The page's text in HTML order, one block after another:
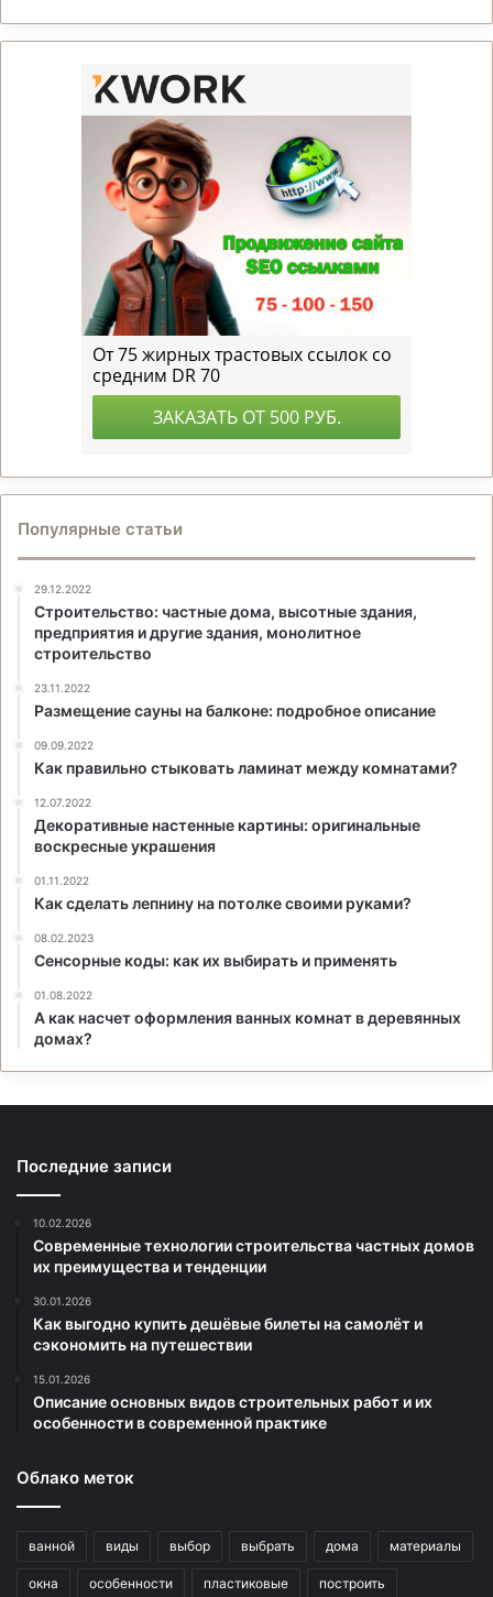
Популярные статьи
29.12.2022
Строительство: частные дома, высотные здания,
предприятия и другие здания, монолитное
строительство
23.11.2022
Размещение сауны на балконе: подробное описание
09.09.2022
Как правильно стыковать ламинат между комнатами?
12.07.2022
Декоративные настенные картины: оригинальные
воскресные украшения
01.11.2022
Как сделать лепнину на потолке своими руками?
08.02.2023
Сенсорные коды: как их выбирать и применять
01.08.2022
А как насчет оформления ванных комнат в деревянных
домах?
Последние записи
10.02.2026
Современные технологии строительства частных домов
их преимущества и тенденции
30.01.2026
Как выгодно купить дешёвые билеты на самолёт и
сэкономить на путешествии
15.01.2026
Описание основных видов строительных работ и их
особенности в современной практике
Облако меток
ванной виды выбор выбрать дома материалы
окна особенности пластиковые построить